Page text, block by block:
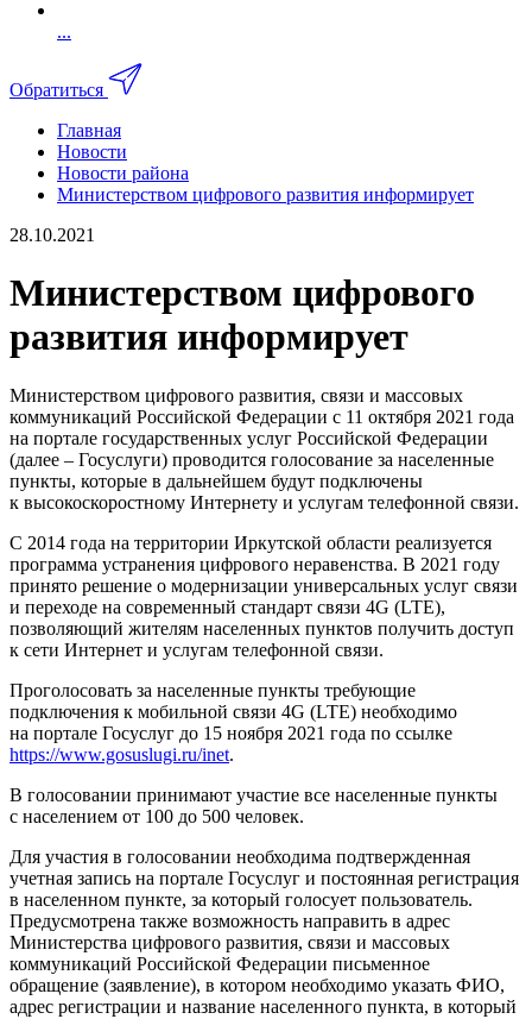
...
Обратиться
Главная
Новости
Новости района
Министерством цифрового развития информирует
28.10.2021
Министерством цифрового
развития информирует
Министерством цифрового развития, связи и массовых
коммуникаций Российской Федерации с 11 октября 2021 года
на портале государственных услуг Российской Федерации
(далее – Госуслуги) проводится голосование за населенные
пункты, которые в дальнейшем будут подключены
к высокоскоростному Интернету и услугам телефонной связи.
С 2014 года на территории Иркутской области реализуется
программа устранения цифрового неравенства. В 2021 году
принято решение о модернизации универсальных услуг связи
и переходе на современный стандарт связи 4G (LTE),
позволяющий жителям населенных пунктов получить доступ
к сети Интернет и услугам телефонной связи.
Проголосовать за населенные пункты требующие
подключения к мобильной связи 4G (LTE) необходимо
на портале Госуслуг до 15 ноября 2021 года по ссылке
https://www.gosuslugi.ru/inet.
В голосовании принимают участие все населенные пункты
с населением от 100 до 500 человек.
Для участия в голосовании необходима подтвержденная
учетная запись на портале Госуслуг и постоянная регистрация
в населенном пункте, за который голосует пользователь.
Предусмотрена также возможность направить в адрес
Министерства цифрового развития, связи и массовых
коммуникаций Российской Федерации письменное
обращение (заявление), в котором необходимо указать ФИО,
адрес регистрации и название населенного пункта, в который